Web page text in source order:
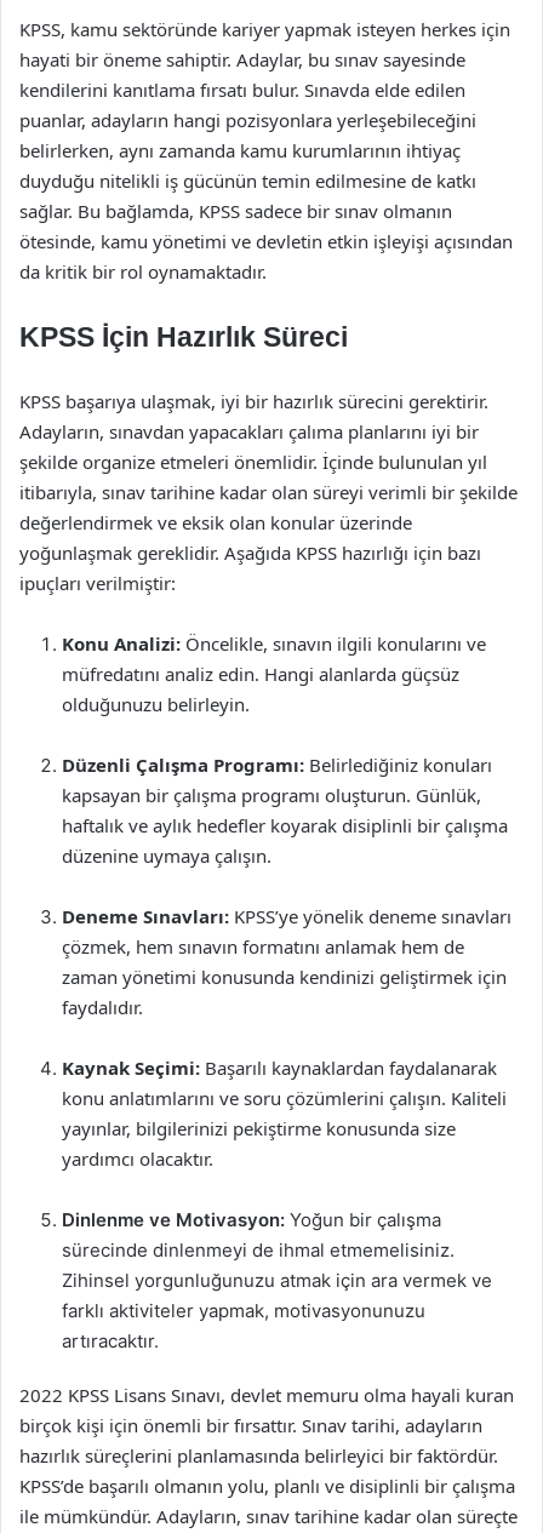
KPSS, kamu sektöründe kariyer yapmak isteyen herkes için
hayati bir öneme sahiptir. Adaylar, bu sınav sayesinde
kendilerini kanıtlama fırsatı bulur. Sınavda elde edilen
puanlar, adayların hangi pozisyonlara yerleşebileceğini
belirlerken, aynı zamanda kamu kurumlarının ihtiyaç
duyduğu nitelikli iş gücünün temin edilmesine de katkı
sağlar. Bu bağlamda, KPSS sadece bir sınav olmanın
ötesinde, kamu yönetimi ve devletin etkin işleyişi açısından
da kritik bir rol oynamaktadır.
KPSS İçin Hazırlık Süreci
KPSS başarıya ulaşmak, iyi bir hazırlık sürecini gerektirir.
Adayların, sınavdan yapacakları çalıma planlarını iyi bir
şekilde organize etmeleri önemlidir. İçinde bulunulan yıl
itibarıyla, sınav tarihine kadar olan süreyi verimli bir şekilde
değerlendirmek ve eksik olan konular üzerinde
yoğunlaşmak gereklidir. Aşağıda KPSS hazırlığı için bazı
ipuçları verilmiştir:
Konu Analizi: Öncelikle, sınavın ilgili konularını ve
müfredatını analiz edin. Hangi alanlarda güçsüz
olduğunuzu belirleyin.
Düzenli Çalışma Programı: Belirlediğiniz konuları
kapsayan bir çalışma programı oluşturun. Günlük,
haftalık ve aylık hedefler koyarak disiplinli bir çalışma
düzenine uymaya çalışın.
Deneme Sınavları: KPSS’ye yönelik deneme sınavları
çözmek, hem sınavın formatını anlamak hem de
zaman yönetimi konusunda kendinizi geliştirmek için
faydalıdır.
Kaynak Seçimi: Başarılı kaynaklardan faydalanarak
konu anlatımlarını ve soru çözümlerini çalışın. Kaliteli
yayınlar, bilgilerinizi pekiştirme konusunda size
yardımcı olacaktır.
Dinlenme ve Motivasyon: Yoğun bir çalışma
sürecinde dinlenmeyi de ihmal etmemelisiniz.
Zihinsel yorgunluğunuzu atmak için ara vermek ve
farklı aktiviteler yapmak, motivasyonunuzu
artıracaktır.
2022 KPSS Lisans Sınavı, devlet memuru olma hayali kuran
birçok kişi için önemli bir fırsattır. Sınav tarihi, adayların
hazırlık süreçlerini planlamasında belirleyici bir faktördür.
KPSS’de başarılı olmanın yolu, planlı ve disiplinli bir çalışma
ile mümkündür. Adayların, sınav tarihine kadar olan süreçte